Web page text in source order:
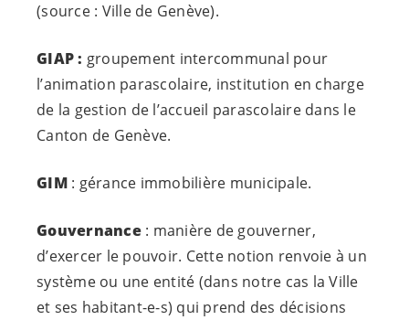
(source : Ville de Genève).
GIAP : groupement intercommunal pour
l’animation parascolaire, institution en charge
de la gestion de l’accueil parascolaire dans le
Canton de Genève.
GIM: gérance immobilière municipale.
Gouvernance: manière de gouverner,
d’exercer le pouvoir. Cette notion renvoie à un
système ou une entité (dans notre cas la Ville
et ses habitant-e-s) qui prend des décisions